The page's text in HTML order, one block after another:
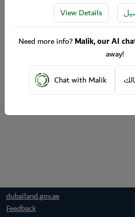
dubailand.gov.ae
Feedback
View Details
Need more info?Malik, our AI
away!
Chat with Malik